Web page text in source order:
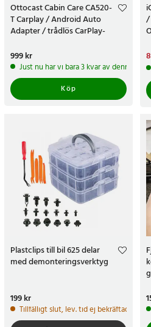
Ottocast Cabin Care CA520-
T Carplay / Android Auto
Adapter / trådlös CarPlay-
Pris:999 kr
999 kr
Just nu har vi bara 3 kvar av denna
Köp
/
Plastclips till bil 625 delar
med demonteringsverktyg
Pris:199 kr
199 kr
Tillfälligt slut, lev. tid ej bekräftad.